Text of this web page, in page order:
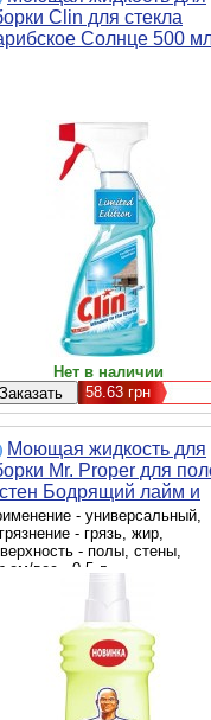
Clin для стекла
Солнце 500
Нет в наличии
58.63 грн
Моющая жидкость для
Mr. Proper для
Бодрящий лайм и
500 мл- универсальный,
- грязь, жир,
- полы, стены,
вес - 0.5 л